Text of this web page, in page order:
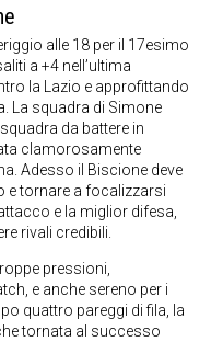
alle 18 per il 17esimo
a +4 nell’ultima
la Lazio e approfittando
La squadra di Simone
da battere in
clamorosamente
Adesso il Biscione deve
e tornare a focalizzarsi
e la miglior difesa,
rivali credibili.
pressioni,
e anche sereno per i
quattro pareggi di fila, la
tornata al successo